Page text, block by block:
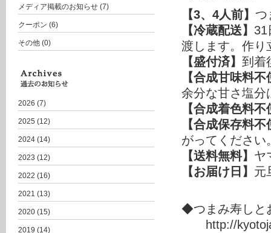
メディア掲載のお知らせ (7)
クーポン (6)
その他 (0)
2026 (7)
2025 (12)
2024 (14)
2023 (12)
2022 (16)
2021 (13)
2020 (15)
2019 (14)
【3、4人前】 つ
【冷蔵配送】 31
渡します。作り
【盛付済】 到着
【合成甘味料
余分な甘さ塩分
【合成着色料
【合成保存料
がってくださ
【送料無料】 ヤ
【お届け日】
◆つまみ寿しと
http://